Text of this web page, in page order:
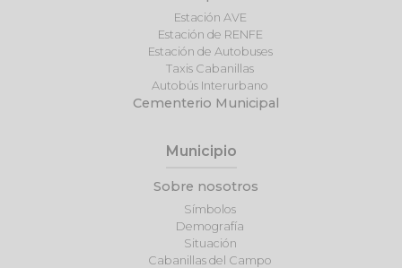
Estación AVE
Estación de RENFE
Estación de Autobuses
Taxis Cabanillas
Autobús Interurbano
Cementerio Municipal
Municipio
Sobre nosotros
Símbolos
Demografía
Situación
Cabanillas del Campo